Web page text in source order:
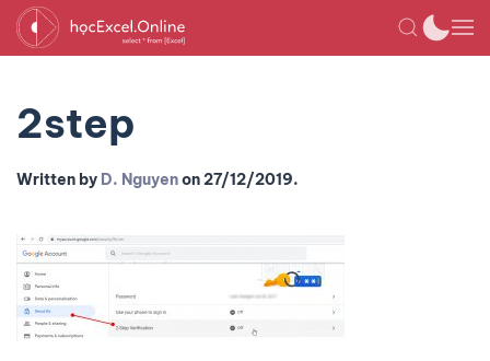
2step
Written by D. Nguyenon27/12/2019.